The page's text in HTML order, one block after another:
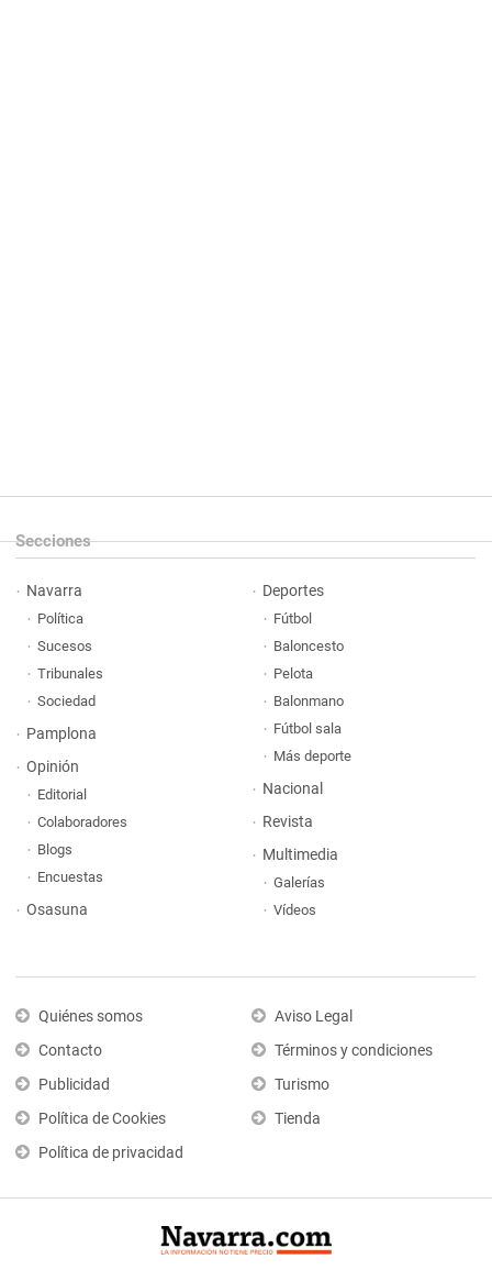
Secciones
Navarra
Política
Sucesos
Tribunales
Sociedad
Pamplona
Opinión
Editorial
Colaboradores
Blogs
Encuestas
Osasuna
Deportes
Fútbol
Baloncesto
Pelota
Balonmano
Fútbol sala
Más deporte
Nacional
Revista
Multimedia
Galerías
Vídeos
Quiénes somos
Contacto
Publicidad
Política de Cookies
Política de privacidad
Aviso Legal
Términos y condiciones
Turismo
Tienda